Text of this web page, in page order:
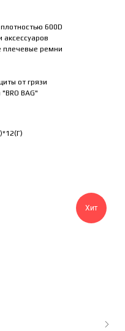
600D
плечевые ремни
от грязи
BAG"
Хит